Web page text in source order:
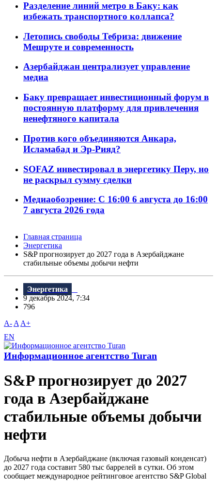
Разделение линий метро в Баку: как
избежать транспортного коллапса?
Летопись свободы Тебриза: движение
Мешруте и современность
Азербайджан централизует управление
медиа
Баку превращает инвестиционный форум в
постоянную платформу для привлечения
ненефтяного капитала
Против кого объединяются Анкара,
Исламабад и Эр-Рияд?
SOFAZ инвестировал в энергетику Перу, но
не раскрыл сумму сделки
Медиаобозрение: С 16:00 6 августа до 16:00
7 августа 2026 года
Главная страница
Энергетика
S&P прогнозирует до 2027 года в Азербайджане
стабильные объемы добычи нефти
Энергетика
9 декабрь 2024, 7:34
796
A- A A+
EN
Информационное агентство Turan
S&P прогнозирует до 2027
года в Азербайджане
стабильные объемы добычи
нефти
Добыча нефти в Азербайджане (включая газовый конденсат)
до 2027 года составит 580 тыс баррелей в сутки. Об этом
сообщает международное рейтинговое агентство S&P Global